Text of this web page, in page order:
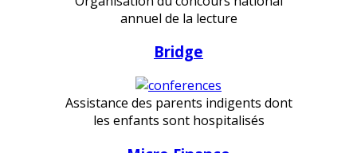
annuel de la lecture
Bridge
Assistance des parents indigents dont
les enfants sont hospitalisés